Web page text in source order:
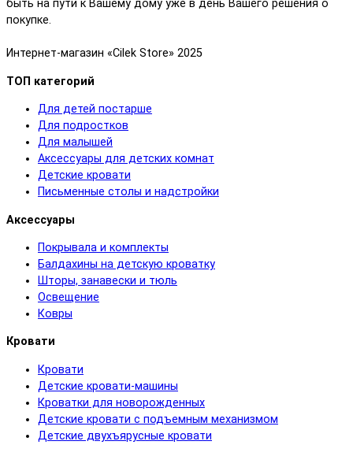
быть на пути к Вашему дому уже в день Вашего решения о
покупке.
Интернет-магазин «Cilek Store» 2025
ТОП категорий
Для детей постарше
Для подростков
Для малышей
Аксессуары для детских комнат
Детские кровати
Письменные столы и надстройки
Аксессуары
Покрывала и комплекты
Балдахины на детскую кроватку
Шторы, занавески и тюль
Освещение
Ковры
Кровати
Кровати
Детские кровати-машины
Кроватки для новорожденных
Детские кровати с подъемным механизмом
Детские двухъярусные кровати